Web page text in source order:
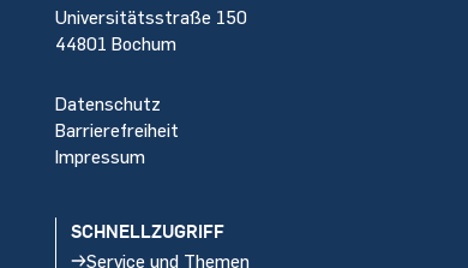
Universitätsstraße 150
44801 Bochum
Datenschutz
Barrierefreiheit
Impressum
SCHNELLZUGRIFF
Service und Themen